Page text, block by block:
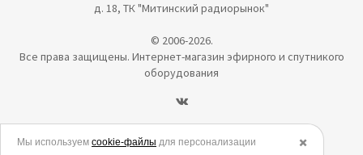
д. 18, ТК "Митинский радиорынок"
© 2006-2026.
Все права защищены. Интернет-магазин эфирного и спутникого
оборудования
Политика в отношении обработки персональных данных ✖️
Мы используем cookie-файлы для персонализации